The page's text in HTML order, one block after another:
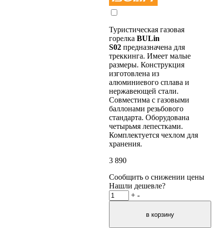
Туристическая газовая
горелка BULin
S02 предназначена для
треккинга. Имеет малые
размеры. Конструкция
изготовлена из
алюминиевого сплава и
нержавеющей стали.
Совместима с газовыми
баллонами резьбового
стандарта. Оборудована
четырьмя лепестками.
Комплектуется чехлом для
хранения.
3 890
Сообщить о снижении цены
Нашли дешевле?
+ -